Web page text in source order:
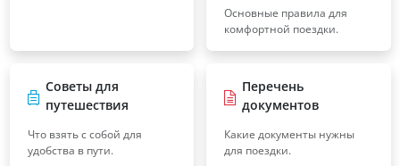
Основные правила для
комфортной поездки.
Советы для
путешествия
Что взять с собой для
удобства в пути.
Перечень
документов
Какие документы нужны
для поездки.